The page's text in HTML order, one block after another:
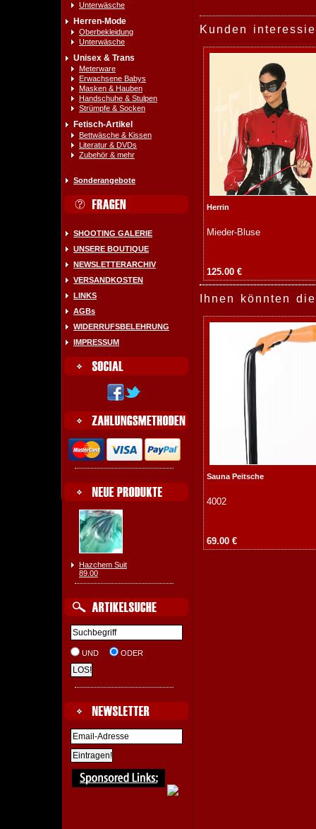
Unterwäsche
Herren-Mode
Oberbekleidung
Unterwäsche
Unisex & Trans
Meterware
Erwachsene Babys
Masken & Hauben
Handschuhe & Stulpen
Strümpfe & Socken
Fetisch-Artikel
Bettwäsche & Kissen
Literatur & DVDs
Zubehör & mehr
Sonderangebote
SHOOTING GALERIE
UNSERE BOUTIQUE
NEWSLETTERARCHIV
VERSANDKOSTEN
LINKS
AGBs
WIDERRUFSBELEHRUNG
IMPRESSUM
Hazchem Suit
89.00
UND ODER
Kunden
Herrin
Mieder-Bluse
125.00 €
Ihnen könnten
Sauna Peitsche
4002
69.00 €